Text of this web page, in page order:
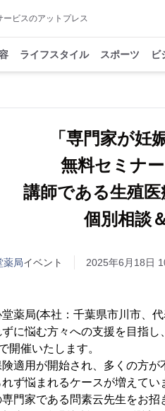
ービスのアットプレス
ライフスタイル スポーツ ビ
「専門家が妊
無料セミナ
講師である生殖
個別相談
薬局イベント 2025年6月18日
薬局(本社：千葉県市川市、
に悩む方々への支援を目指
開催いたします。
適用が開始され、多くの方
ず悩まれるケースが増えて
門家である問素云先生をお